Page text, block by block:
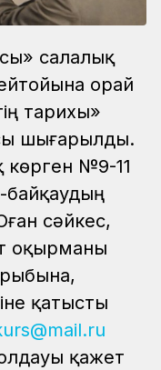
салалық
орай
тарихы»
шығарылды.
көрген №9-11
байқаудың
сәйкес,
оқырманы
қатысты
қажет